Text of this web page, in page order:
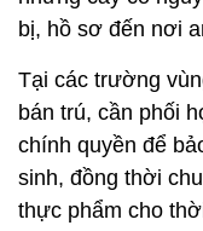
bị, hồ sơ đến nơi
Tại các trường
bán trú, cần phối
chính quyền để
sinh, đồng thời
thực phẩm cho